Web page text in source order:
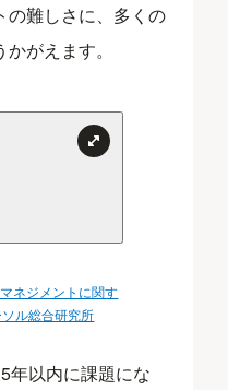
の難しさに、多くの
がえます。
ネジメントに関す
ル総合研究所
年以内に課題にな